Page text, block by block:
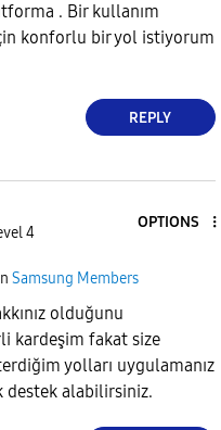
. Bir kullanım
konforlu bir yol istiyorum
REPLY
4
OPTIONS
Samsung Members
olduğunu
kardeşim fakat size
yolları uygulamanız
alabilirsiniz.